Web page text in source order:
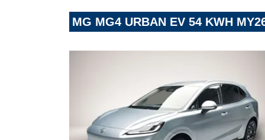
MG MG4 URBAN EV 54 KWH